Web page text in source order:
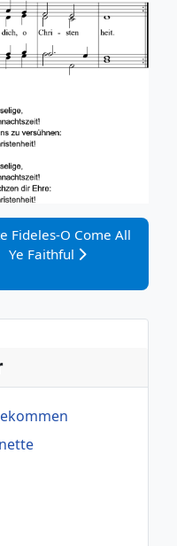
Glöckchen - Piano
Beitrag: Adeste
Fideles-O Come All
Ye Faithful